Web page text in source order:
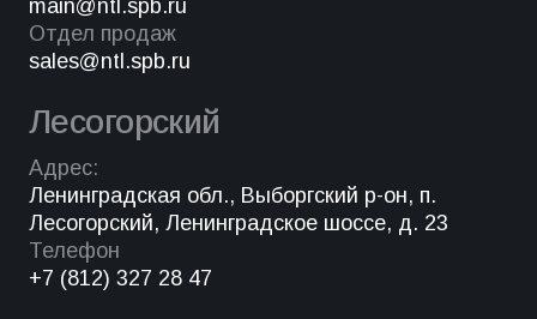
main@ntl.spb.ru
Отдел продаж
sales@ntl.spb.ru
Лесогорский
Адрес:
Ленинградская обл., Выборгский р-он, п.
Лесогорский, Ленинградское шоссе, д. 23
Телефон
+7 (812) 327 28 47